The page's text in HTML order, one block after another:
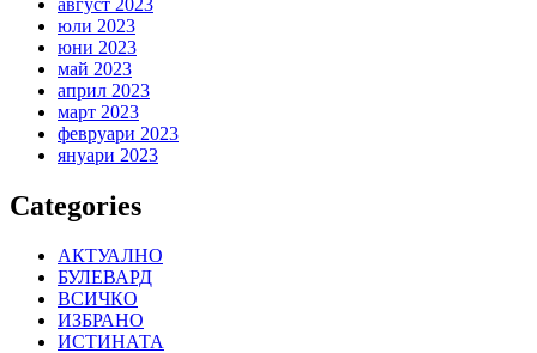
юли 2023
юни 2023
май 2023
април 2023
март 2023
февруари 2023
януари 2023
Categories
АКТУАЛНО
БУЛЕВАРД
ВСИЧКО
ИЗБРАНО
ИСТИНАТА